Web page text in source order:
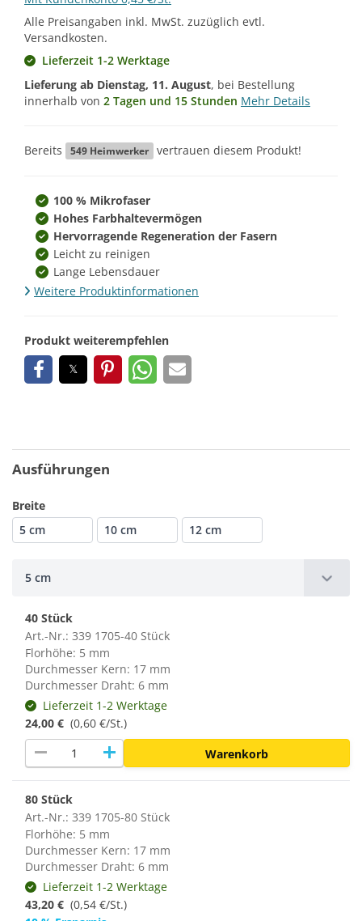
Alle Preisangaben inkl. MwSt. zuzüglich evtl.
Versandkosten.
Lieferzeit 1-2 Werktage
Lieferung ab Dienstag, 11. August, bei Bestellung
innerhalb von 2 Tagen und 15 Stunden Mehr Details
Bereits 549 Heimwerker vertrauen diesem Produkt!
100 % Mikrofaser
Hohes Farbhaltevermögen
Hervorragende Regeneration der Fasern
Leicht zu reinigen
Lange Lebensdauer
Weitere Produktinformationen
Produkt weiterempfehlen
Ausführungen
Breite
5 cm
10 cm 12 cm
5 cm
40 Stück
Art.-Nr.: 339 1705-40 Stück
Florhöhe: 5 mm
Durchmesser Kern: 17 mm
Durchmesser Draht: 6 mm
Lieferzeit 1-2 Werktage
24,00 € (0,60 €/St.)
remove add Warenkorb
80 Stück
Art.-Nr.: 339 1705-80 Stück
Florhöhe: 5 mm
Durchmesser Kern: 17 mm
Durchmesser Draht: 6 mm
Lieferzeit 1-2 Werktage
43,20 € (0,54 €/St.)